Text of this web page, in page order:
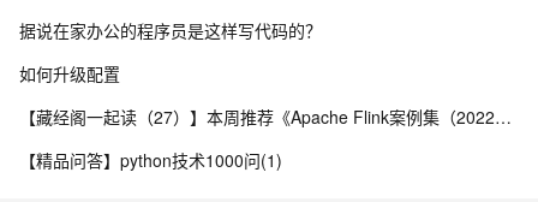
据说在家办公的程序员是这样写代码的？
如何升级配置
【藏经阁一起读（27）】本周推荐《Apache Flink案例集（2022版）》，你有哪些心得？
【精品问答】python技术1000问(1)